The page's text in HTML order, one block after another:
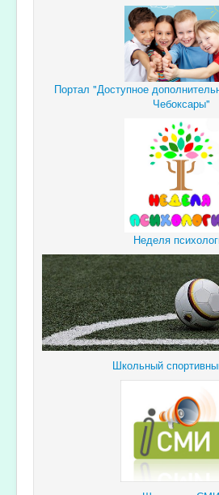
Портал "Доступное
Чебоксары"
Неделя
Школьный